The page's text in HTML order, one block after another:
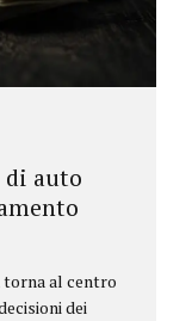
auto
torna al centro
dei